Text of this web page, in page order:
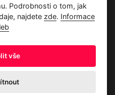
Podrobnosti o tom, jak
najdete zde. Informace
vše